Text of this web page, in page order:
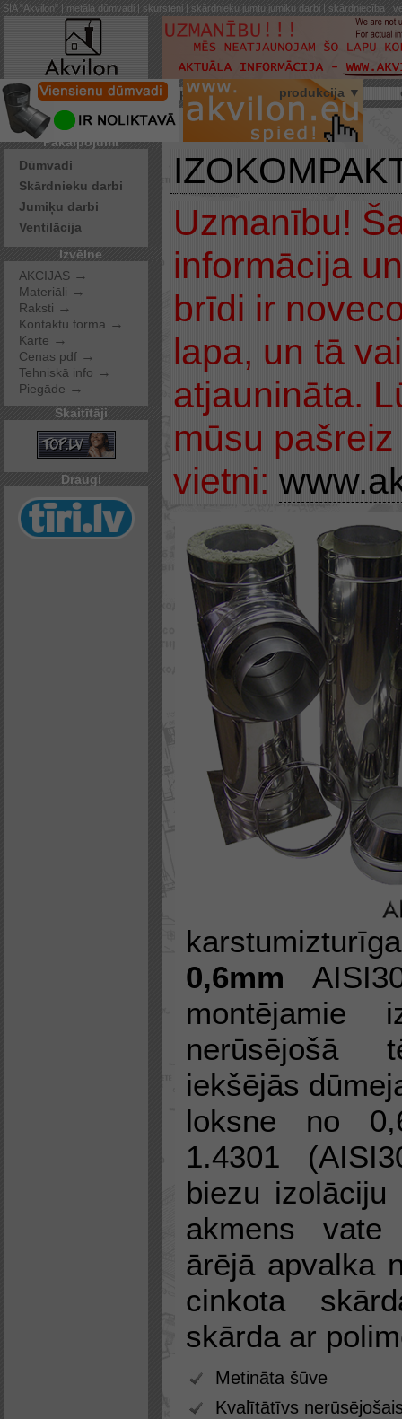
SIA "Akvilon" | metāla dūmvadi | skursteņi | skārdnieku jumtu jumiķu darbi | skārdniecība |
par mums produkcija ▼
Pakalpojumi
Dūmvadi
Skārdnieku darbi
Jumiķu darbi
Ventilācija
Izvēlne
AKCIJAS →
Materiāli →
Raksti →
Kontaktu forma →
Karte →
Cenas pdf →
Tehniskā info →
Piegāde →
Skaitītāji
Draugi
Uzmanību!
informācija
brīdi ir
lapa, un tā
atjaunināta.
mūsu
vietni:
0,6mm
montējamie
nerūsējošā
iekšējās
loksne no
1.4301
biezu izolāciju
akmens vate
ārējā apvalka
cinkota
skārda ar
Metināta šūve
Kvalītātīvs